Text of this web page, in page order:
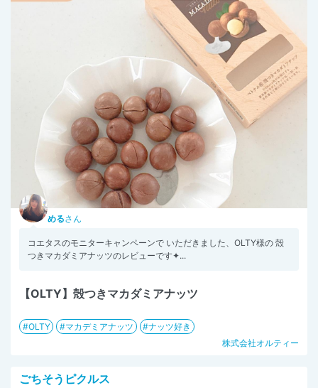
めるさん
コエタスのモニターキャンペーンで いただきました、OLTY様の 殻
つきマカダミアナッツのレビューです✦...
【OLTY】殻つきマカダミアナッツ
OLTY マカデミアナッツ
ナッツ好き
株式会社オルティー
ごちそうピクルス